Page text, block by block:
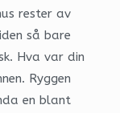
rester av
så bare
Hva var din
Ryggen
en blant